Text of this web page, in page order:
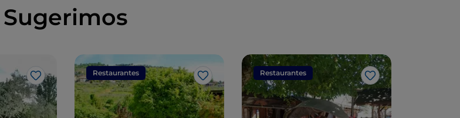
Sugerimos
Gosto
Restaurantes
Gosto
Restaurantes
Gosto